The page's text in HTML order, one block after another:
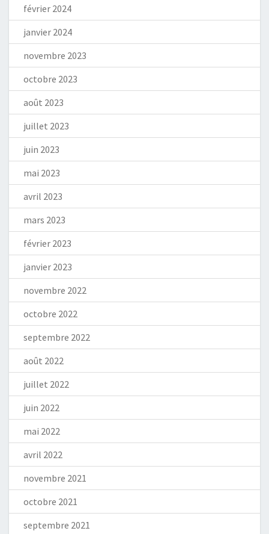
février 2024
janvier 2024
novembre 2023
octobre 2023
août 2023
juillet 2023
juin 2023
mai 2023
avril 2023
mars 2023
février 2023
janvier 2023
novembre 2022
octobre 2022
septembre 2022
août 2022
juillet 2022
juin 2022
mai 2022
avril 2022
novembre 2021
octobre 2021
septembre 2021